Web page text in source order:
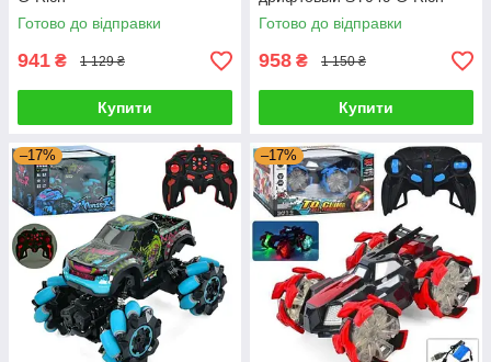
Готово до відправки
941 ₴ 1 129 ₴
Купити
Готово до відправки
958 ₴ 1 150 ₴
Купити
–17% –17%